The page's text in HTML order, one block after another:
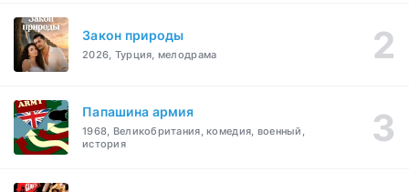
Закон природы
2026, Турция, мелодрама
Папашина армия
1968, Великобритания, комедия, военный,
история